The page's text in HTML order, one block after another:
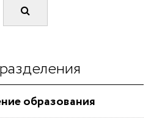
образования